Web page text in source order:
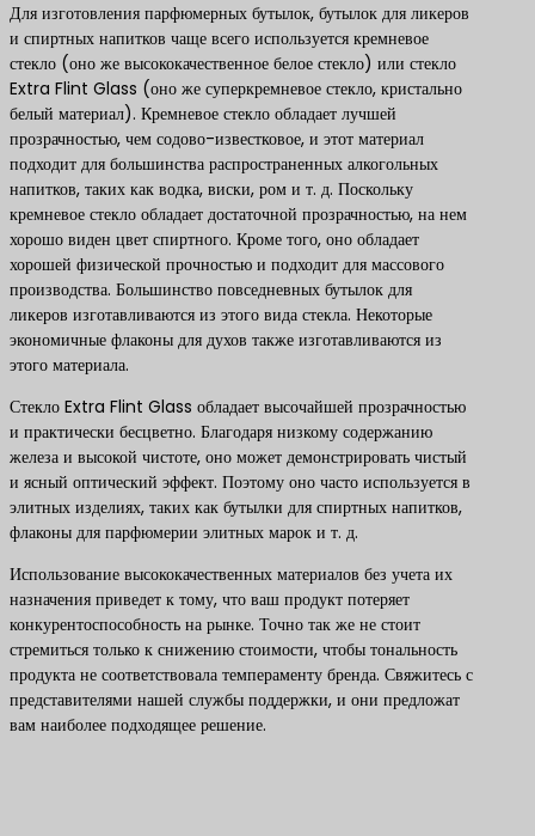
Для изготовления парфюмерных бутылок, бутылок для ликеров
и спиртных напитков чаще всего используется кремневое
стекло (оно же высококачественное белое стекло) или стекло
Extra Flint Glass (оно же суперкремневое стекло, кристально
белый материал). Кремневое стекло обладает лучшей
прозрачностью, чем содово-известковое, и этот материал
подходит для большинства распространенных алкогольных
напитков, таких как водка, виски, ром и т. д. Поскольку
кремневое стекло обладает достаточной прозрачностью, на нем
хорошо виден цвет спиртного. Кроме того, оно обладает
хорошей физической прочностью и подходит для массового
производства. Большинство повседневных бутылок для
ликеров изготавливаются из этого вида стекла. Некоторые
экономичные флаконы для духов также изготавливаются из
этого материала.
Стекло Extra Flint Glass обладает высочайшей прозрачностью
и практически бесцветно. Благодаря низкому содержанию
железа и высокой чистоте, оно может демонстрировать чистый
и ясный оптический эффект. Поэтому оно часто используется в
элитных изделиях, таких как бутылки для спиртных напитков,
флаконы для парфюмерии элитных марок и т. д.
Использование высококачественных материалов без учета их
назначения приведет к тому, что ваш продукт потеряет
конкурентоспособность на рынке. Точно так же не стоит
стремиться только к снижению стоимости, чтобы тональность
продукта не соответствовала темпераменту бренда. Свяжитесь с
представителями нашей службы поддержки, и они предложат
вам наиболее подходящее решение.